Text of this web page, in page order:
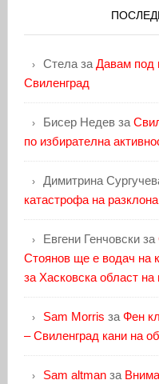
СтелазаДавам под
Свиленград
Бисер Недевза
по избирателна
Димитрина
катастрофа на
Евгени Генчовскиза
Стоянов ще е водач на
за Хасковска област
Sam Morris заФен
– Свиленград кани на
Sam altmanза